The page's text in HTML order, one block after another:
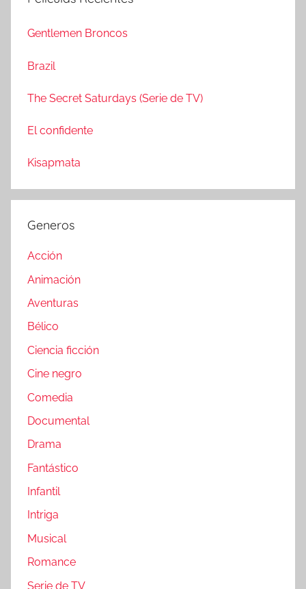
:Gentlemen Broncos
Brazil
The Secret Saturdays (Serie de TV)
El confidente
Kisapmata
Generos
Acción
Animación
Aventuras
Bélico
Ciencia ficción
Cine negro
Comedia
Documental
Drama
Fantástico
Infantil
Intriga
Musical
Romance
Serie de TV